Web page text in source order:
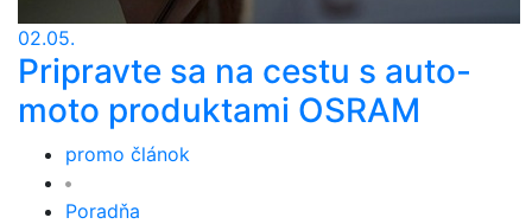
02.05.
Pripravte sa na cestu s auto-
moto produktami OSRAM
promo článok
Poradňa